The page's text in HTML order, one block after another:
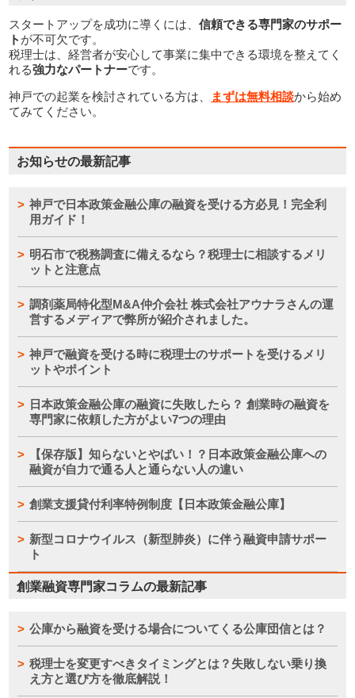
まとめ：スタートアップを成功させるために税理士を味方
スタートアップを成功に導くには、信頼できる専門家のサポー
ト が不可欠です。
税理士は、経営者が安心して事業に集中できる環境を整えてく
れる強力なパートナーです。
神戸での起業を検討されている方は、
まずは無料相談から始め
てみてください。
お知らせの最新記事
神戸で日本政策金融公庫の融資を受ける方必見！完全利
用ガイド！
明石市で税務調査に備えるなら？税理士に相談するメリ
ットと注意点
調剤薬局特化型M&A仲介会社 株式会社アウナラさんの運
営するメディアで弊所が紹介されました。
神戸で融資を受ける時に税理士のサポートを受けるメリ
ットやポイント
日本政策金融公庫の融資に失敗したら？ 創業時の融資を
専門家に依頼した方がよい7つの理由
【保存版】知らないとやばい！？日本政策金融公庫への
融資が自力で通る人と通らない人の違い
創業支援貸付利率特例制度【日本政策金融公庫】
新型コロナウイルス（新型肺炎）に伴う融資申請サポー
ト
創業融資専門家コラムの最新記事
公庫から融資を受ける場合についてくる公庫団信とは？
税理士を変更すべきタイミングとは？失敗しない乗り換
え方と選び方を徹底解説！